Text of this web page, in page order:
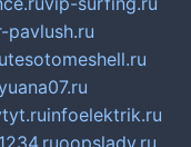
pavlush.ru
tesotomeshell.ru
infoelektrik.ru
oopslady.ru